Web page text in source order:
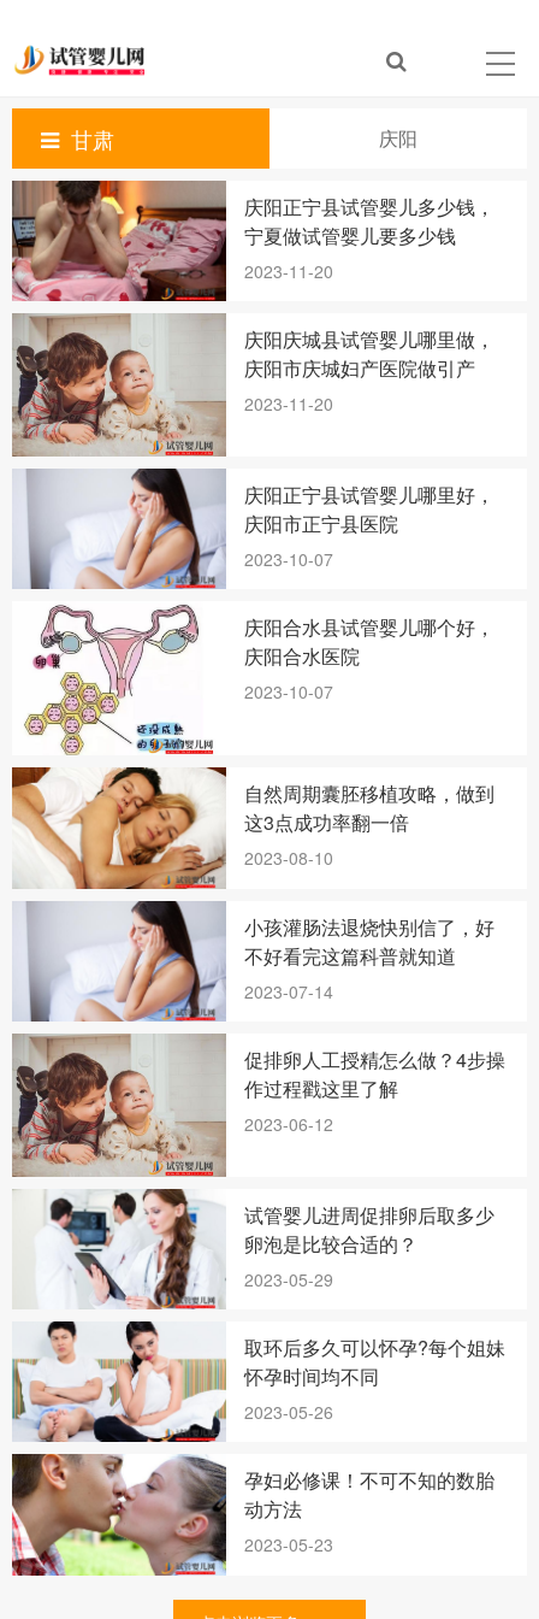
甘肃 庆阳
庆阳正宁县试管婴儿多少钱，
宁夏做试管婴儿要多少钱
2023-11-20
庆阳庆城县试管婴儿哪里做，
庆阳市庆城妇产医院做引产
2023-11-20
庆阳正宁县试管婴儿哪里好，
庆阳市正宁县医院
2023-10-07
庆阳合水县试管婴儿哪个好，
庆阳合水医院
2023-10-07
自然周期囊胚移植攻略，做到
这3点成功率翻一倍
2023-08-10
小孩灌肠法退烧快别信了，好
不好看完这篇科普就知道
2023-07-14
促排卵人工授精怎么做？4步操
作过程戳这里了解
2023-06-12
试管婴儿进周促排卵后取多少
卵泡是比较合适的？
2023-05-29
取环后多久可以怀孕?每个姐妹
怀孕时间均不同
2023-05-26
孕妇必修课！不可不知的数胎
动方法
2023-05-23